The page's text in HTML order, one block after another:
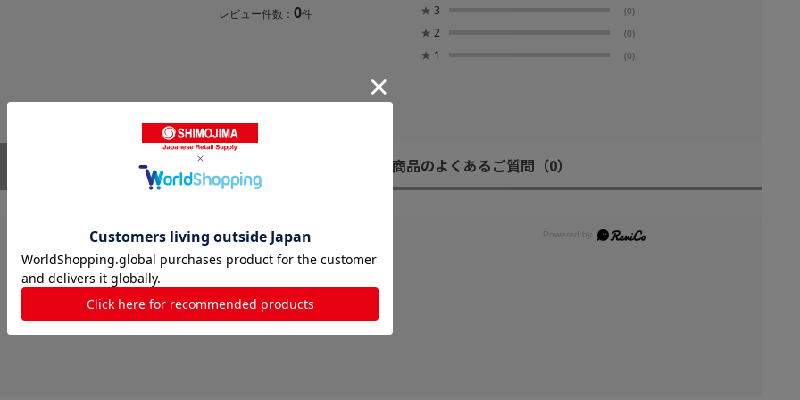
レビュー件数： 0件 ★ 3 (0)
★ 2 (0)
★ 1 (0)
商品のよくあるご質問 （0）
レビューはありません。